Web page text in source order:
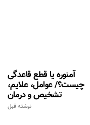
آمنوره یا قطع قاعدگى
چیست؟/ عوامل، علایم،
تشخیص و درمان
نوشته قبل